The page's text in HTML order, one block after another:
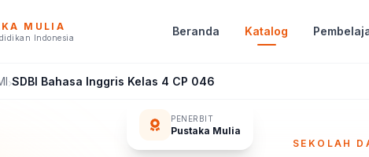
MULIA
Indonesia Beranda Katalog
SDBI Bahasa Inggris Kelas 4 CP 046
PENERBIT
Pustaka Mulia
SEKOLAH